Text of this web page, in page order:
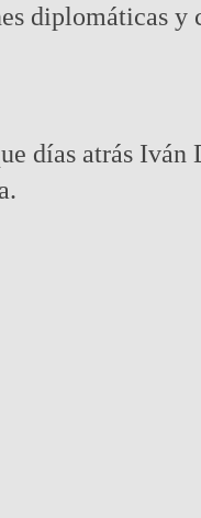
diplomáticas
días atrás